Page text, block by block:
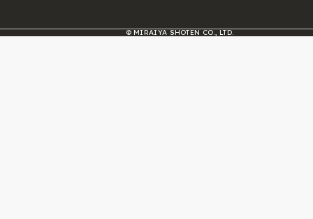
© MIRAIYA SHOTEN CO., LTD.